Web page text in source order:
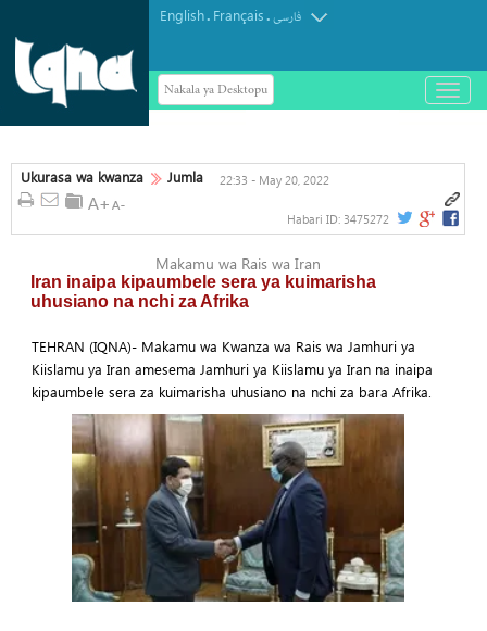
English. Français.فارسی
Nakala ya Desktopu
باز
و
Ukurasa wa kwanza
Jumla 22:33 - May 20, 2022
Habari ID: 3475272
Makamu wa Rais wa Iran
Iran inaipa kipaumbele sera ya kuimarisha
uhusiano na nchi za Afrika
TEHRAN (IQNA)- Makamu wa Kwanza wa Rais wa Jamhuri ya
Kiislamu ya Iran amesema Jamhuri ya Kiislamu ya Iran na inaipa
kipaumbele sera za kuimarisha uhusiano na nchi za bara Afrika.